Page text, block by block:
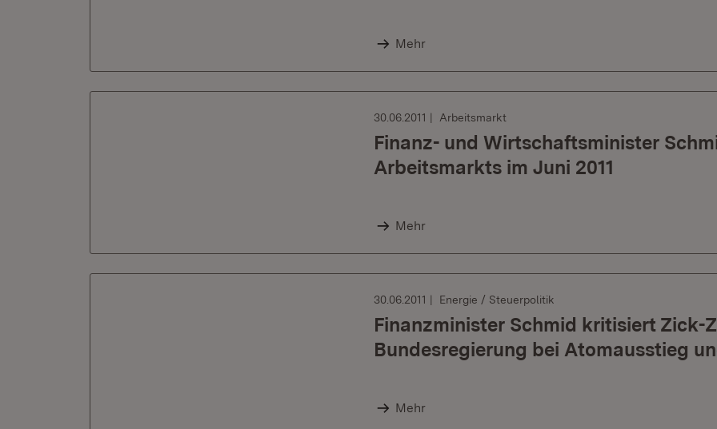
Mehr
30.06.2011 Arbeitsmarkt
Finanz- und Wirtschaftsminister
Arbeitsmarkts im Juni 2011
Mehr
30.06.2011 Energie / Steuerpolitik
Finanzminister Schmid kritisiert Zick-
Bundesregierung bei Atomausstieg
Mehr